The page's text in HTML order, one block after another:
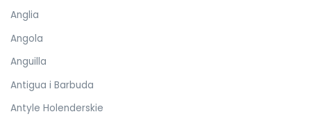
Anglia
Angola
Anguilla
Antigua i Barbuda
Antyle Holenderskie